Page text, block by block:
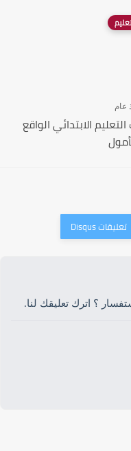
عام
الابتدائي الواقع
؟ اترك تعليقك لنا.